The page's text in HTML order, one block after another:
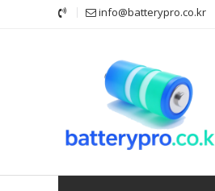
info@batterypro.co.kr